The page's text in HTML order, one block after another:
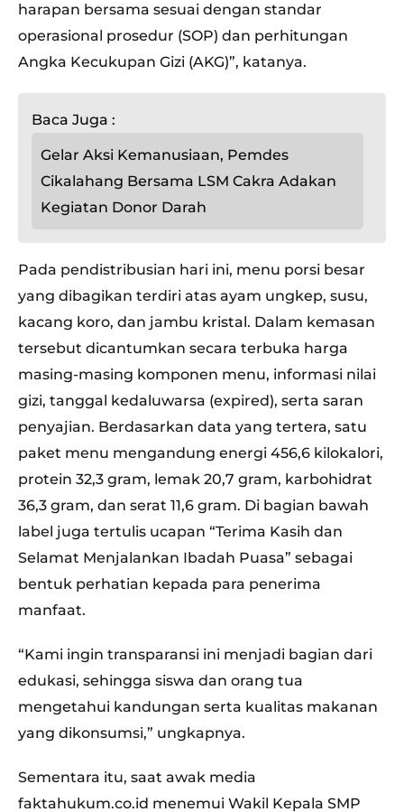
harapan bersama sesuai dengan standar
operasional prosedur (SOP) dan perhitungan
Angka Kecukupan Gizi (AKG)”, katanya.
Baca Juga :
Gelar Aksi Kemanusiaan, Pemdes
Cikalahang Bersama LSM Cakra Adakan
Kegiatan Donor Darah
Pada pendistribusian hari ini, menu porsi besar
yang dibagikan terdiri atas ayam ungkep, susu,
kacang koro, dan jambu kristal. Dalam kemasan
tersebut dicantumkan secara terbuka harga
masing-masing komponen menu, informasi nilai
gizi, tanggal kedaluwarsa (expired), serta saran
penyajian. Berdasarkan data yang tertera, satu
paket menu mengandung energi 456,6 kilokalori,
protein 32,3 gram, lemak 20,7 gram, karbohidrat
36,3 gram, dan serat 11,6 gram. Di bagian bawah
label juga tertulis ucapan “Terima Kasih dan
Selamat Menjalankan Ibadah Puasa” sebagai
bentuk perhatian kepada para penerima
manfaat.
“Kami ingin transparansi ini menjadi bagian dari
edukasi, sehingga siswa dan orang tua
mengetahui kandungan serta kualitas makanan
yang dikonsumsi,” ungkapnya.
Sementara itu, saat awak media
faktahukum.co.id menemui Wakil Kepala SMP